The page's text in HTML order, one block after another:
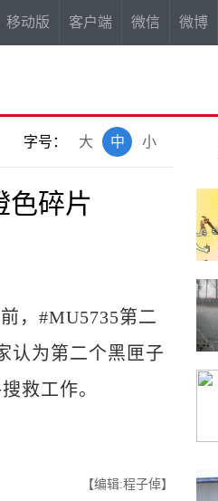
移动版 客户端 微信 微博
字号： 小
中
大
色碎片
，#MU5735第二
认为第二个黑匣子
救工作。
【编辑:程子倬】